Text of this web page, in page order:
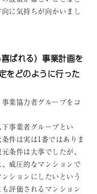
に気持ちが向かいまし
ばれる）事業計画を
をどのように行った
業協力者グループをコ
事業者グループとい
件は実は1番ではありま
条件は大事でしたが、
威圧的なマンションで
ションにしたいという
評価されるマンション